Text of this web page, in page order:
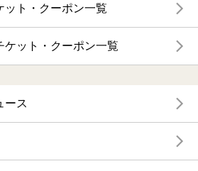
ット・クーポン一覧
ケット・クーポン一覧
ース